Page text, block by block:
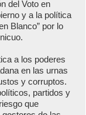
del Voto en
y a la política
Blanco” por lo
a los poderes
en las urnas
y corruptos.
partidos y
que